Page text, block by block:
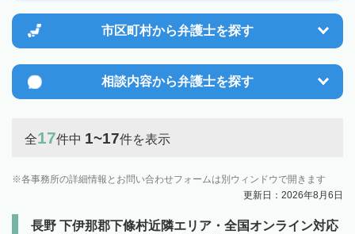
市区町村から弁護士を探す
相談内容から弁護士を探す
全17件中 1~17件を表示
各事務所の詳細情報とお問い合わせフォームは別ウィンドウで開きます
更新日：2026年8月6日
長野 下伊那郡下條村近隣エリア・全国オンライン対応